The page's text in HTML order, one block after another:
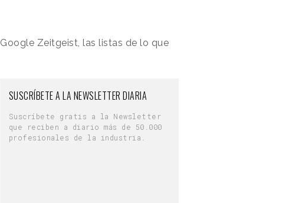
Zeitgeist, las listas de lo que
SUSCRÍBETE A LA NEWSLETTER DIARIA
Suscríbete gratis a la Newsletter
que reciben a diario más de 50.000
profesionales de la industria.